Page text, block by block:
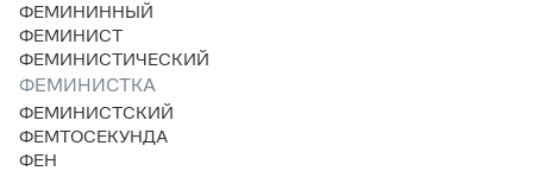
Учебник Грамоты
Правила русского языка: от азов до тонкостей
Интерактивные упражнения: от простого к сложному
Скороговорки
ФЕМИНИННЫЙ
ФЕМИНИСТ
ФЕМИНИСТИЧЕСКИЙ
ФЕМИНИСТКА
ФЕМИНИСТСКИЙ
ФЕМТОСЕКУНДА
ФЕН